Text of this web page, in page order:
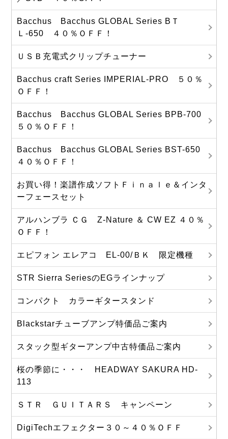
Bacchus Bacchus GLOBAL Series BＴ
Ｌ-650 ４０％ＯＦＦ！
ＵＳＢ充電式クリップチューナー
Bacchus craft Series IMPERIAL-PRO ５０％
ＯＦＦ！
Bacchus Bacchus GLOBAL Series BPB-700
５０％ＯＦＦ！
Bacchus Bacchus GLOBAL Series BST-650
４０％ＯＦＦ！
お買い得！楽譜作成ソフトＦｉｎａｌｅ＆インタ
ーフェースセット
アルハンブラ ＣＧ Z-Nature ＆ CW EZ ４０％
ＯＦＦ！
エピフォン エレアコ EL-00/ＢＫ 限定機種
STR Sierra SeriesのEGラインナップ
コンパクト カラーギタースタンド
Blackstarチューブアンプ特価品ご案内
スタック型ギターアンプ中古特価品ご案内
桜の季節に・・・ HEADWAY SAKURA HD-
113
ＳＴＲ ＧＵＩＴＡＲＳ キャンペーン
DigiTechエフェクター３０～４０％ＯＦＦ